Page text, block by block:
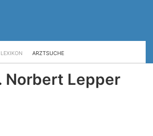
LEXIKON ARZTSUCHE
Norbert Lepper